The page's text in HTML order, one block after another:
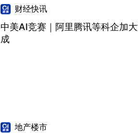
财经快讯
中美AI竞赛｜阿里腾讯等科企加
成
地产楼市